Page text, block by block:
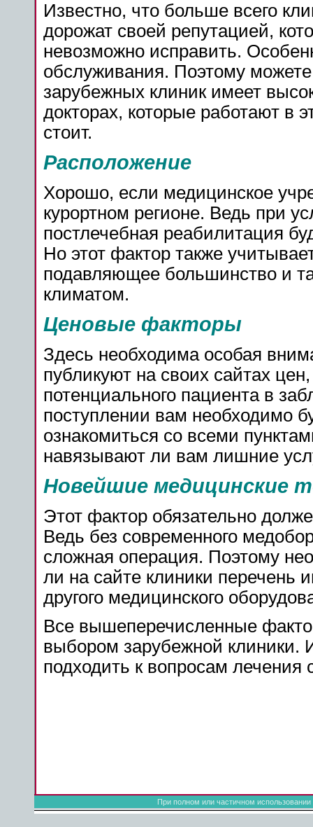
Известно, что больше всего
дорожат своей репутацией,
невозможно исправить.
обслуживания. Поэтому
зарубежных клиник имеет
докторах, которые работают в
стоит.
Расположение
Хорошо, если медицинское
курортном регионе. Ведь при
постлечебная реабилитация
Но этот фактор также
подавляющее большинство и
климатом.
Ценовые факторы
Здесь необходима особая
публикуют на своих сайтах
потенциального пациента в
поступлении вам необходимо
ознакомиться со всеми
навязывают ли вам лишние
Новейшие медицинские
Этот фактор обязательно
Ведь без современного
сложная операция. Поэтому
ли на сайте клиники перечень
другого медицинского
Все вышеперечисленные
выбором зарубежной клиники.
подходить к вопросам лечения
При полном или частичном